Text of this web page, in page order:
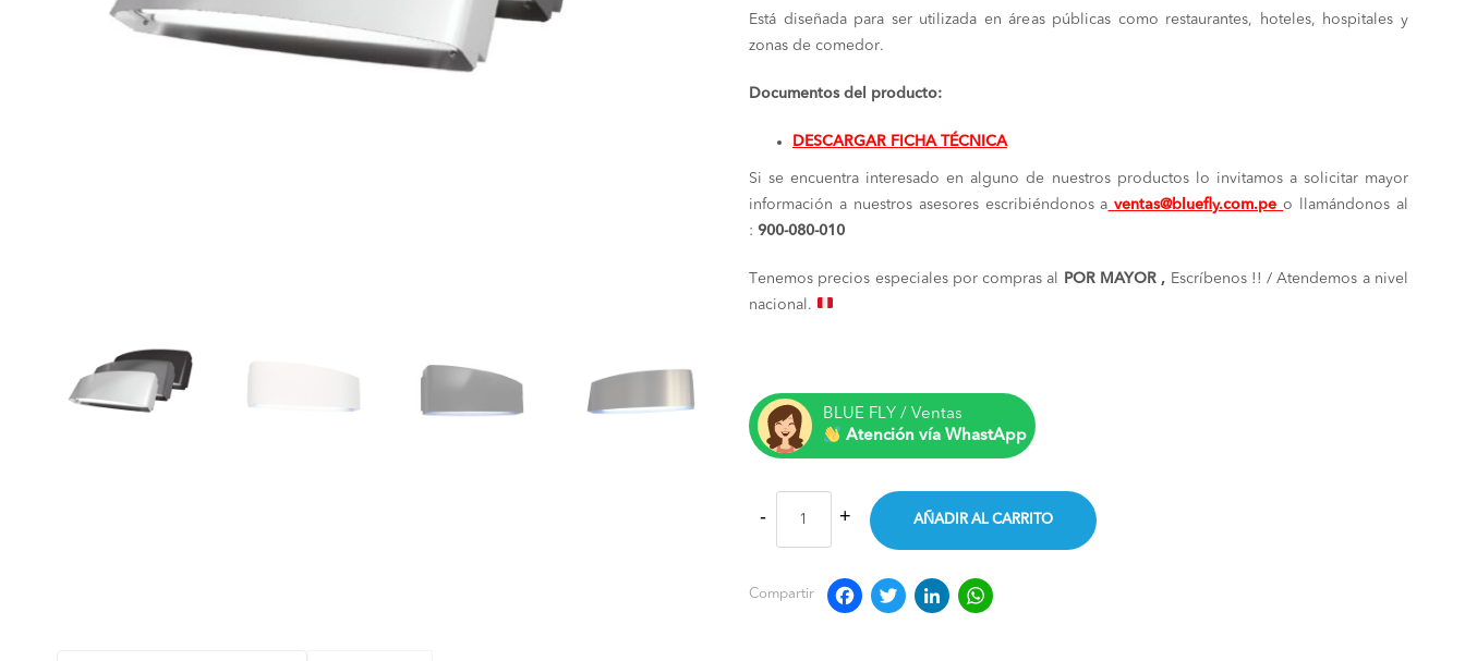
S/ 1,600.00.
S/ 1,550.00.
Está diseñada para ser utilizada en áreas públicas como restaurantes, hoteles, hospitales y
zonas de comedor.
Documentos del producto:
DESCARGAR FICHA TÉCNICA
Si se encuentra interesado en alguno de nuestros productos lo invitamos a solicitar mayor
información a nuestros asesores escribiéndonos a ventas@bluefly.com.peo llamándonos al
: 900-080-010
Tenemos precios especiales por compras al POR MAYOR , Escríbenos !! / Atendemos a nivel
nacional.
BLUE FLY / Ventas
Atención vía WhastApp
AÑADIR AL CARRITO
Compartir Facebook
TwitterLinkedIn